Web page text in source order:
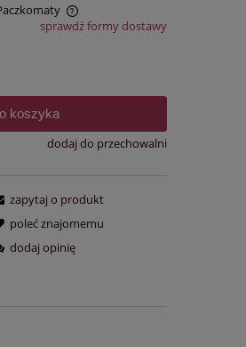
sprawdź formy dostawy
koszyka
dodaj do przechowalni
zapytaj o produkt
poleć znajomemu
dodaj opinię